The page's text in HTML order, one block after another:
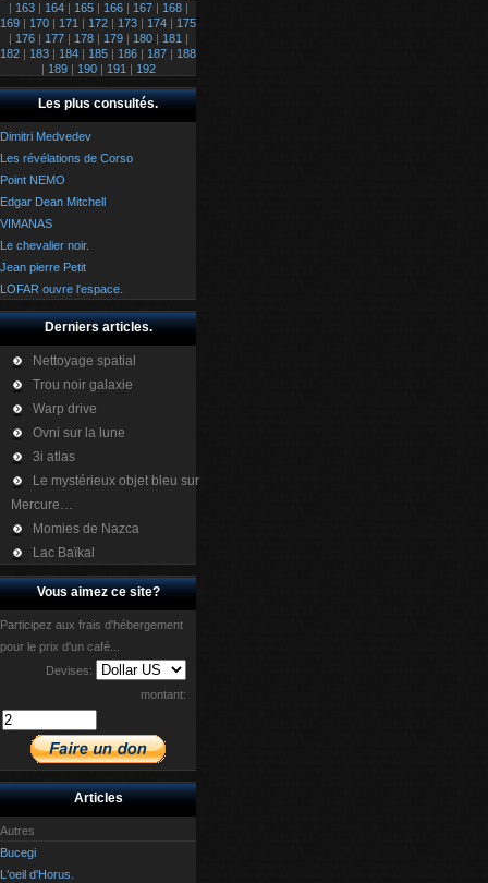
| 163| 164| 165| 166| 167| 168|
169 | 170 | 171 | 172 | 173 | 174 | 175
| 176| 177| 178| 179| 180| 181 |
182 | 183 | 184 | 185 | 186 | 187 | 188
| 189| 190| 191 | 192
Les plus consultés.
Dimitri Medvedev
Les révélations de Corso
Point NEMO
Edgar Dean Mitchell
VIMANAS
Le chevalier noir.
Jean pierre Petit
LOFAR ouvre l'espace.
Derniers articles.
Nettoyage spatial
Trou noir galaxie
Warp drive
Ovni sur la lune
3i atlas
Le mystérieux objet bleu sur
Mercure…
Momies de Nazca
Lac Baïkal
Vous aimez ce site?
Participez aux frais d'hébergement
pour le prix d'un café...
Devises:
montant:
Articles
Autres
Bucegi
L'oeil d'Horus.